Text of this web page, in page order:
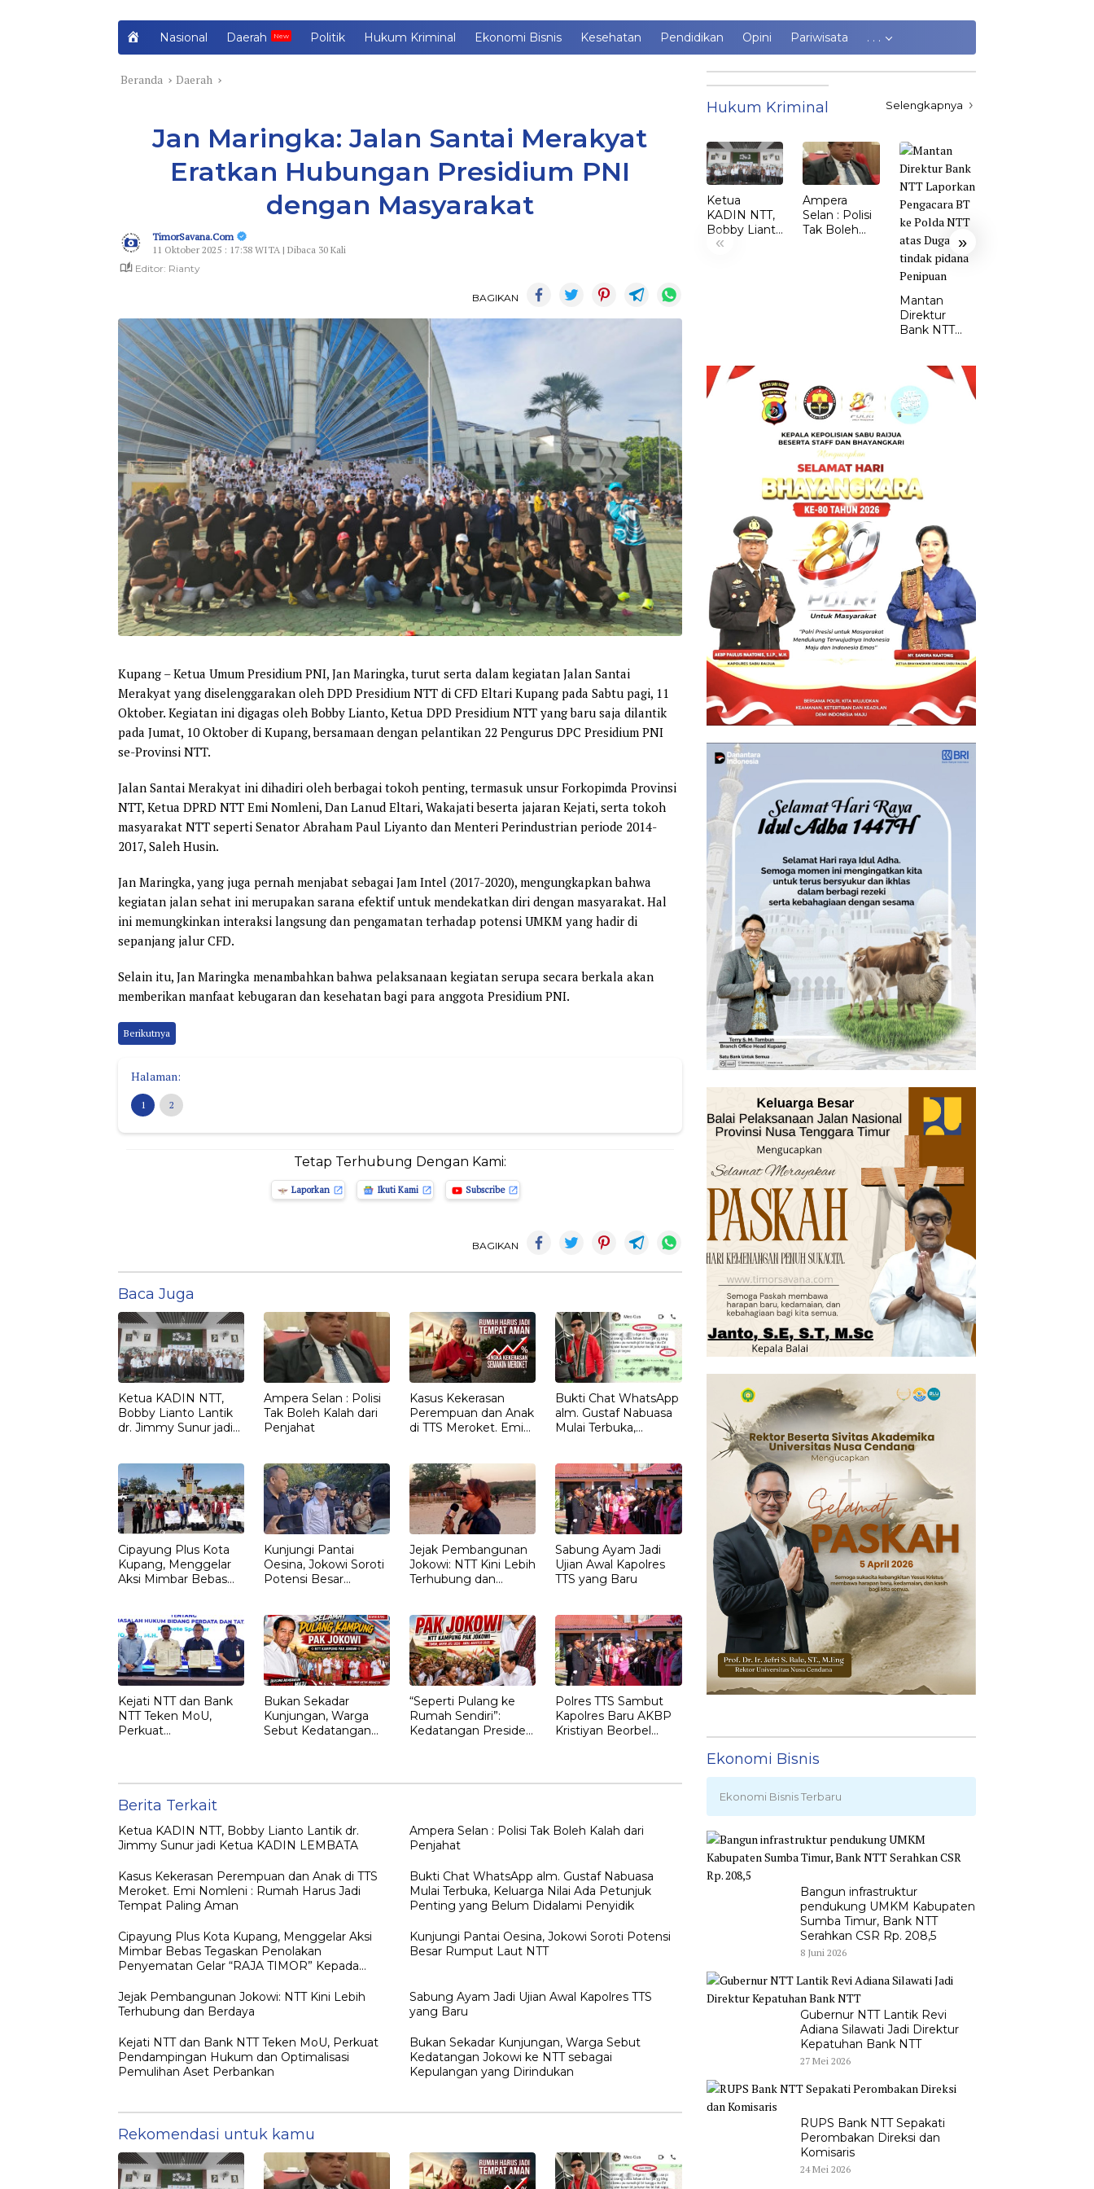
o
e
Nasional Daerah Politik Hukum Kriminal Ekonomi Bisnis Kesehatan Pendidikan Opini Pariwisata . . .
Beranda Daerah
Jan Maringka: Jalan Santai Merakyat
Eratkan Hubungan Presidium PNI
dengan Masyarakat
TimorSavana.Com
11 Oktober 2025 : 17:38 WITA | Dibaca 30 Kali
Editor: Rianty
BAGIKAN
Kupang – Ketua Umum Presidium PNI, Jan Maringka, turut serta dalam kegiatan Jalan Santai
Merakyat yang diselenggarakan oleh DPD Presidium NTT di CFD Eltari Kupang pada Sabtu pagi, 11
Oktober. Kegiatan ini digagas oleh Bobby Lianto, Ketua DPD Presidium NTT yang baru saja dilantik
pada Jumat, 10 Oktober di Kupang, bersamaan dengan pelantikan 22 Pengurus DPC Presidium PNI
se-Provinsi NTT.
Jalan Santai Merakyat ini dihadiri oleh berbagai tokoh penting, termasuk unsur Forkopimda Provinsi
NTT, Ketua DPRD NTT Emi Nomleni, Dan Lanud Eltari, Wakajati beserta jajaran Kejati, serta tokoh
masyarakat NTT seperti Senator Abraham Paul Liyanto dan Menteri Perindustrian periode 2014-
2017, Saleh Husin.
Jan Maringka, yang juga pernah menjabat sebagai Jam Intel (2017-2020), mengungkapkan bahwa
kegiatan jalan sehat ini merupakan sarana efektif untuk mendekatkan diri dengan masyarakat. Hal
ini memungkinkan interaksi langsung dan pengamatan terhadap potensi UMKM yang hadir di
sepanjang jalur CFD.
Selain itu, Jan Maringka menambahkan bahwa pelaksanaan kegiatan serupa secara berkala akan
memberikan manfaat kebugaran dan kesehatan bagi para anggota Presidium PNI.
Berikutnya
Halaman:
1 2
Tetap Terhubung Dengan Kami:
Laporkan Ikuti Kami Subscribe
BAGIKAN
Baca Juga
Ketua KADIN NTT,
Bobby Lianto Lantik
dr. Jimmy Sunur jadi
Ampera Selan : Polisi
Tak Boleh Kalah dari
Penjahat
Kasus Kekerasan
Perempuan dan Anak
di TTS Meroket. Emi
Paling Aman
Bukti Chat WhatsApp
alm. Gustaf Nabuasa
Mulai Terbuka,
yang Belum Didalami
Penyidik
Cipayung Plus Kota
Kupang, Menggelar
Aksi Mimbar Bebas
“RAJA TIMOR”
Kepada JOKO
WIDODO
Kunjungi Pantai
Oesina, Jokowi Soroti
Potensi Besar
Jejak Pembangunan
Jokowi: NTT Kini Lebih
Terhubung dan
Sabung Ayam Jadi
Ujian Awal Kapolres
TTS yang Baru
Kejati NTT dan Bank
NTT Teken MoU,
Perkuat
Pemulihan Aset
Perbankan
Bukan Sekadar
Kunjungan, Warga
Sebut Kedatangan
“Seperti Pulang ke
Rumah Sendiri”:
Kedatangan Presiden
NTT
Polres TTS Sambut
Kapolres Baru AKBP
Kristiyan Beorbel
Berita Terkait
Ketua KADIN NTT, Bobby Lianto Lantik dr.
Jimmy Sunur jadi Ketua KADIN LEMBATA
Ampera Selan : Polisi Tak Boleh Kalah dari
Penjahat
Kasus Kekerasan Perempuan dan Anak di TTS
Meroket. Emi Nomleni : Rumah Harus Jadi
Tempat Paling Aman
Bukti Chat WhatsApp alm. Gustaf Nabuasa
Mulai Terbuka, Keluarga Nilai Ada Petunjuk
Penting yang Belum Didalami Penyidik
Cipayung Plus Kota Kupang, Menggelar Aksi
Mimbar Bebas Tegaskan Penolakan
Penyematan Gelar “RAJA TIMOR” Kepada
Kunjungi Pantai Oesina, Jokowi Soroti Potensi
Besar Rumput Laut NTT
Jejak Pembangunan Jokowi: NTT Kini Lebih
Terhubung dan Berdaya
Sabung Ayam Jadi Ujian Awal Kapolres TTS
yang Baru
Kejati NTT dan Bank NTT Teken MoU, Perkuat
Pendampingan Hukum dan Optimalisasi
Pemulihan Aset Perbankan
Bukan Sekadar Kunjungan, Warga Sebut
Kedatangan Jokowi ke NTT sebagai
Kepulangan yang Dirindukan
Rekomendasi untuk kamu
Hukum Kriminal Selengkapnya
« »
Ketua
KADIN NTT,
Bobby Lianto
Lantik dr.
Ampera
Selan : Polisi
Tak Boleh
Mantan
Direktur
Bank NTT
NTT atas
Dugaan
tindak pidana
Penipuan
Ekonomi Bisnis
Ekonomi Bisnis Terbaru
Bangun infrastruktur
pendukung UMKM Kabupaten
Sumba Timur, Bank NTT
Serahkan CSR Rp. 208,5
8 Juni 2026
Gubernur NTT Lantik Revi
Adiana Silawati Jadi Direktur
Kepatuhan Bank NTT
27 Mei 2026
RUPS Bank NTT Sepakati
Perombakan Direksi dan
Komisaris
24 Mei 2026